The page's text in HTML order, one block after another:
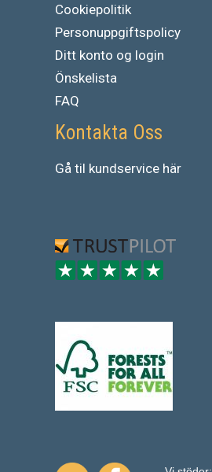
Cookiepolitik
Personuppgiftspolicy
Ditt konto og login
Önskelista
FAQ
Kontakta Oss
Gå til kundservice här